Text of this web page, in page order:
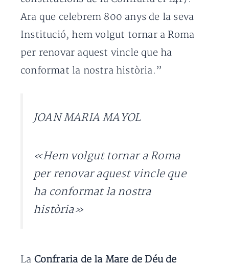
Ara que celebrem 800 anys de la seva
Institució, hem volgut tornar a Roma
per renovar aquest vincle que ha
conformat la nostra història.”
JOAN MARIA MAYOL
«Hem volgut tornar a Roma
per renovar aquest vincle que
ha conformat la nostra
història»
La Confraria de la Mare de Déu de